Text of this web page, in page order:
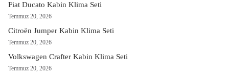
Fiat Ducato Kabin Klima Seti
Temmuz 20, 2026
Citroën Jumper Kabin Klima Seti
Temmuz 20, 2026
Volkswagen Crafter Kabin Klima Seti
Temmuz 20, 2026